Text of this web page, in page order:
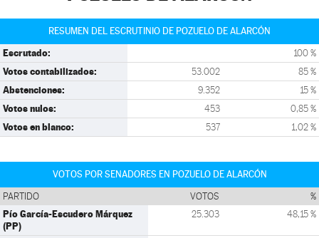
RESUMEN DEL ESCRUTINIO DE POZUELO DE ALARCÓN
Escrutado: 100 %
Votos contabilizados: 53.002 85 %
Abstenciones: 9.352 15 %
Votos nulos: 453 0,85 %
Votos en blanco: 537 1,02 %
VOTOS POR SENADORES EN POZUELO DE ALARCÓN
PARTIDO VOTOS %
Pío García-Escudero Márquez
(PP)
25.303 48,15 %